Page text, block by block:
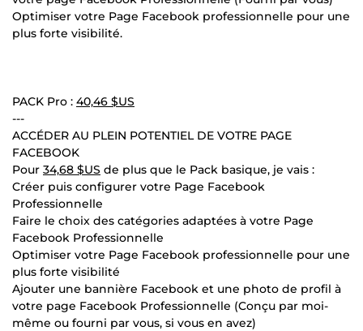
Optimiser votre Page Facebook professionnelle pour une
plus forte visibilité.
PACK Pro : 40,46 $US
---
ACCÉDER AU PLEIN POTENTIEL DE VOTRE PAGE
FACEBOOK
Pour 34,68 $US de plus que le Pack basique, je vais :
Créer puis configurer votre Page Facebook
Professionnelle
Faire le choix des catégories adaptées à votre Page
Facebook Professionnelle
Optimiser votre Page Facebook professionnelle pour une
plus forte visibilité
Ajouter une bannière Facebook et une photo de profil à
votre page Facebook Professionnelle (Conçu par moi-
même ou fourni par vous, si vous en avez)